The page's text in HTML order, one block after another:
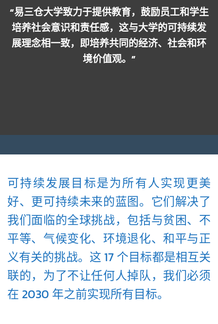
“易三仓大学致力于提供教育，鼓励员工和学生
培养社会意识和责任感，这与大学的可持续发
展理念相一致，即培养共同的经济、社会和环
境价值观。”
可持续发展目标是为所有人实现更美
好、更可持续未来的蓝图。它们解决了
我们面临的全球挑战，包括与贫困、不
平等、气候变化、环境退化、和平与正
义有关的挑战。这 17 个目标都是相互关
联的，为了不让任何人掉队，我们必须
在 2030 年之前实现所有目标。